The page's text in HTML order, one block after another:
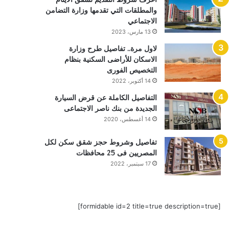
والمطلقات التي تقدمها وزارة التضامن
الاجتماعي
13 مارس، 2023
لاول مرة.. تفاصيل طرح وزارة
الاسكان للأراضى السكنية بنظام
التخصيص الفورى
14 أكتوبر، 2022
التفاصيل الكاملة عن قرض السيارة
الجديدة من بنك ناصر الاجتماعى
14 أغسطس، 2020
تفاصيل وشروط حجز شقق سكن لكل
المصريين فى 25 محافظات
17 سبتمبر، 2022
[formidable id=2 title=true description=true]